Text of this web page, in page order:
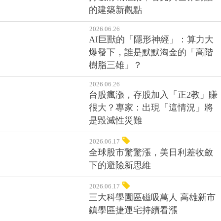
始於台南-城市切片：成大建築展
打破府城框架，看見與世界對話
的建築新觀點
2026.06.26
AI巨獸的「隱形神經」：算力大
爆發下，誰是默默淘金的「高階
樹脂三雄」？
2026.06.26
台股瘋漲，存股加入「正2教」賺
很大？專家：出現「這情況」將
是毀滅性災難
2026.06.17
全球股市驚驚漲，美日利差收斂
下的避險新思維